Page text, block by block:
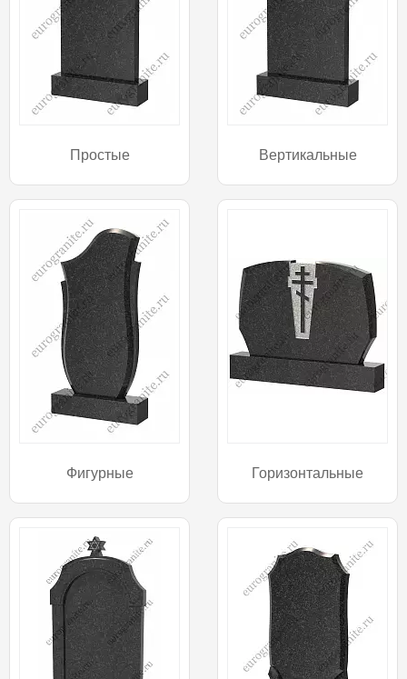
Простые Вертикальные
Фигурные Горизонтальные